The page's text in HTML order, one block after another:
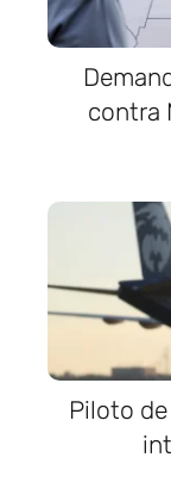
contra
Piloto